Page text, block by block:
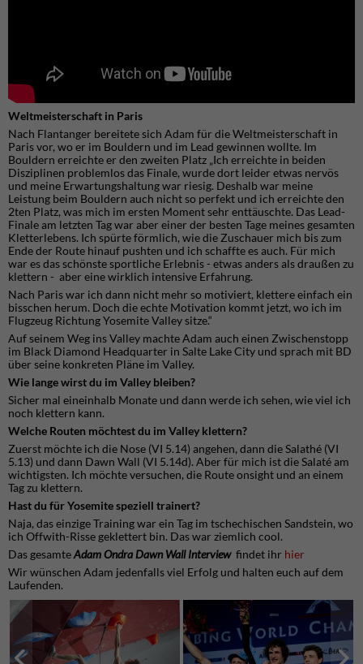
Weltmeisterschaft in Paris
Nach Flantanger bereitete sich Adam für die Weltmeisterschaft in
Paris vor, wo er im Bouldern und im Lead gewinnen wollte. Im
Bouldern erreichte er den zweiten Platz „Ich erreichte in beiden
Disziplinen problemlos das Finale, wurde dort leider etwas nervös
und meine Erwartungshaltung war riesig. Deshalb war meine
Leistung beim Bouldern auch nicht so perfekt und ich erreichte den
2ten Platz, was mich im ersten Moment sehr enttäuschte. Das Lead-
Finale am letzten Tag war aber einer der besten Tage meines gesamten
Kletterlebens. Ich spürte förmlich, wie die Zuschauer mich bis zum
Ende der Route hinauf pushten und ich schaffte es auch. Für mich
war es das schönste sportliche Erlebnis - etwas anders als draußen zu
klettern - aber eine wirklich intensive Erfahrung.
Nach Paris war ich dann nicht mehr so motiviert, klettere einfach ein
bisschen herum. Doch die echte Motivation kommt jetzt, wo ich im
Flugzeug Richtung Yosemite Valley sitze.“
Auf seinem Weg ins Valley machte Adam auch einen Zwischenstopp
im Black Diamond Headquarter in Salte Lake City und sprach mit BD
über seine konkreten Pläne im Valley.
Wie lange wirst du im Valley bleiben?
Sicher mal eineinhalb Monate und dann werde ich sehen, wie viel ich
noch klettern kann.
Welche Routen möchtest du im Valley klettern?
Zuerst möchte ich die Nose (VI 5.14) angehen, dann die Salathé (VI
5.13) und dann Dawn Wall (VI 5.14d). Aber für mich ist die Salaté am
wichtigsten. Ich möchte versuchen, die Route onsight und an einem
Tag zu klettern.
Hast du für Yosemite speziell trainert?
Naja, das einzige Training war ein Tag im tschechischen Sandstein, wo
ich Offwith-Risse geklettert bin. Das war ziemlich cool.
Das gesamteAdam Ondra Dawn Wall Interview findet ihr hier
Wir wünschen Adam jedenfalls viel Erfolg und halten euch auf dem
Laufenden.